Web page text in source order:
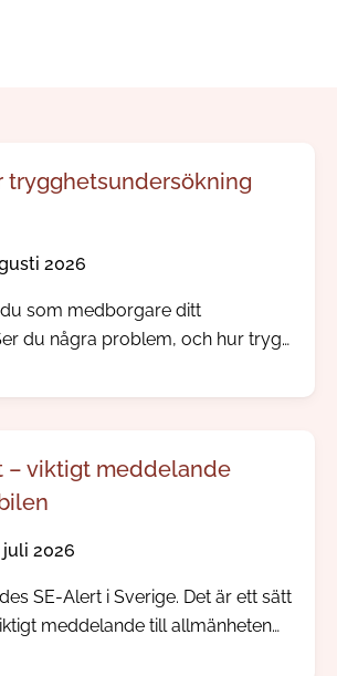
trygghetsundersökning
2026
som medborgare ditt
du några problem, och hur trygg
– viktigt meddelande
juli 2026
SE-Alert i Sverige. Det är ett sätt
meddelande till allmänheten